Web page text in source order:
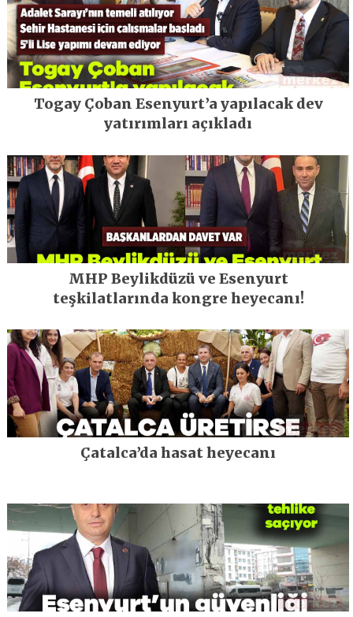
Togay Çoban Esenyurt’a yapılacak dev
yatırımları açıkladı
MHP Beylikdüzü ve Esenyurt
teşkilatlarında kongre heyecanı!
Çatalca’da hasat heyecanı